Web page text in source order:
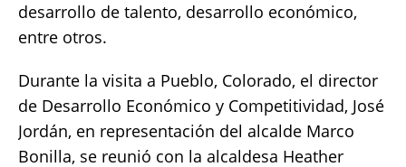
desarrollo de talento, desarrollo económico,
entre otros.
Durante la visita a Pueblo, Colorado, el director
de Desarrollo Económico y Competitividad, José
Jordán, en representación del alcalde Marco
Bonilla, se reunió con la alcaldesa Heather